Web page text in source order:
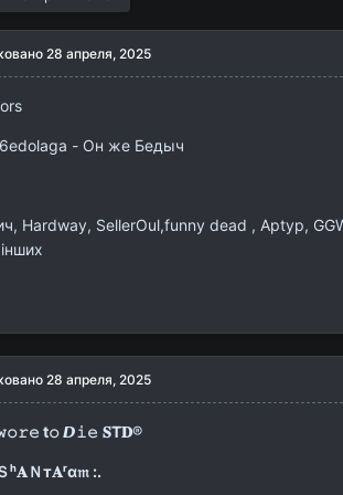
28 апреля, 2025
- Он же Бедыч
Hardway, SellerOul,funny dead , Aptyp,
28 апреля, 2025
t𝚘 𝘿𝚒𝚎 𝐒T𝐃®
ʰ𝐀Ｎт𝐀ʳα𝔪 :.